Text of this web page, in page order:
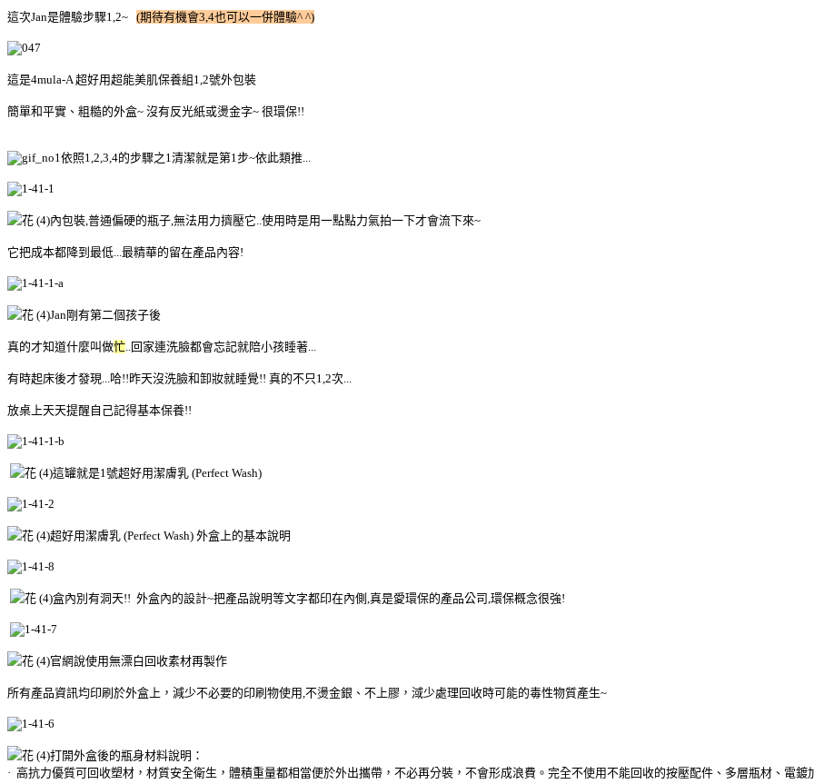
這次Jan是體驗步驟1,2~ (期待有機會3,4也可以一併體驗^ ^)
這是4mula-A 超好用超能美肌保養組1,2號外包裝
簡單和平實、粗糙的外盒~ 沒有反光紙或燙金字~ 很環保!!
依照1,2,3,4的步驟之1清潔就是第1步~依此類推...
內包裝,普通偏硬的瓶子,無法用力擠壓它..使用時是用一點點力氣拍一下才會流下來~
它把成本都降到最低...最精華的留在產品內容!
Jan剛有第二個孩子後
真的才知道什麼叫做忙..回家連洗臉都會忘記就陪小孩睡著...
有時起床後才發現...哈!!昨天沒洗臉和卸妝就睡覺!! 真的不只1,2次...
放桌上天天提醒自己記得基本保養!!
這罐就是1號超好用潔膚乳 (Perfect Wash)
超好用潔膚乳 (Perfect Wash) 外盒上的基本說明
盒內別有洞天!! 外盒內的設計~把產品說明等文字都印在內側,真是愛環保的產品公司,環保概念很強!
官網說使用無漂白回收素材再製作
所有產品資訊均印刷於外盒上，減少不必要的印刷物使用,不燙金銀、不上膠，淢少處理回收時可能的毒性物質產生~
打開外盒後的瓶身材料說明：
· 高抗力優質可回收塑材，材質安全衛生，體積重量都相當便於外出攜帶，不必再分裝，不會形成浪費。完全不使用不能回收的按壓配件、多層瓶材、電鍍